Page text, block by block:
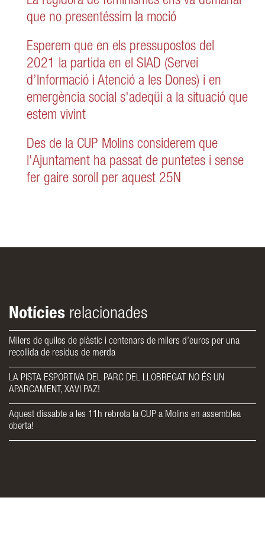
que no presentéssim la moció
Esperem que en els pressupostos del
2021 la partida en el SIAD (Servei
d’Informació i Atenció a les Dones) i en
emergència social s'adeqüi a la situació que
estem vivint
Des de la CUP Molins considerem que
l'Ajuntament ha passat de puntetes i sense
fer gaire soroll per aquest 25N
Notícies relacionades
Milers de quilos de plàstic i centenars de milers d’euros per una
recollida de residus de merda
LA PISTA ESPORTIVA DEL PARC DEL LLOBREGAT NO ÉS UN
APARCAMENT, XAVI PAZ!
Aquest dissabte a les 11h rebrota la CUP a Molins en assemblea
oberta!